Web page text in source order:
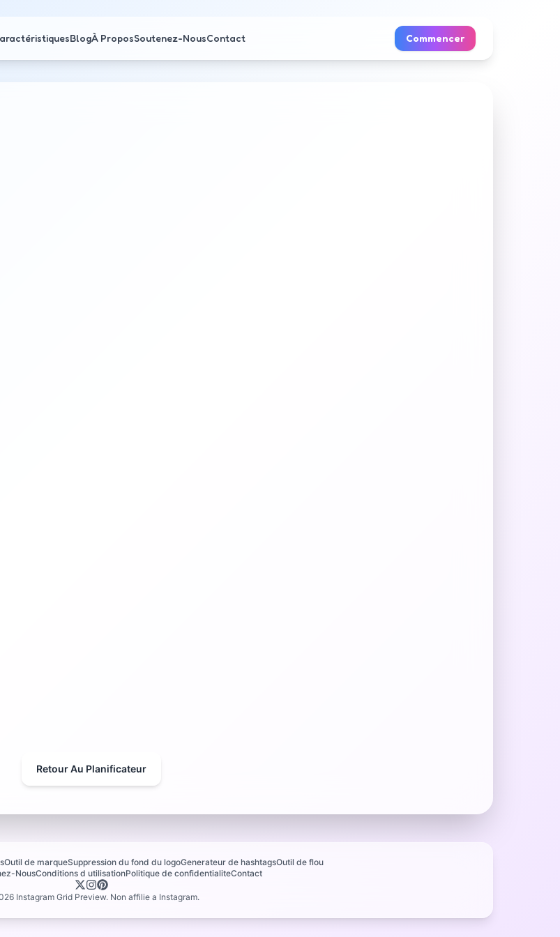
BlogÀ ProposSoutenez-NousContact Commencer
Retour Au Planificateur
Outil de marqueSuppression du fond du logoGenerateur de hashtagsOutil de flou
NousConditions d utilisationPolitique de confidentialiteContact
Instagram Grid Preview. Non affilie a Instagram.